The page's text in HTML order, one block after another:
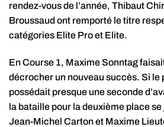
rendez-vous de l’année, Thibaut
Broussaud ont remporté le titre
catégories Elite Pro et Elite.
En Course 1, Maxime Sonntag
décrocher un nouveau succès. Si le
possédait presque une seconde
la bataille pour la deuxième place
Jean-Michel Carton et Maxime